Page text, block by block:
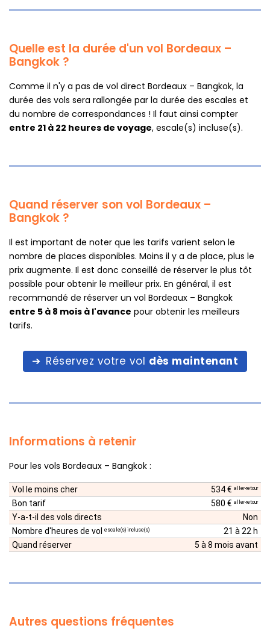
Quelle est la durée d'un vol Bordeaux –
Bangkok ?
Comme il n'y a pas de vol direct Bordeaux – Bangkok, la
durée des vols sera rallongée par la durée des escales et
du nombre de correspondances ! Il faut ainsi compter
entre 21 à 22 heures de voyage, escale(s) incluse(s).
Quand réserver son vol Bordeaux –
Bangkok ?
Il est important de noter que les tarifs varient selon le
nombre de places disponibles. Moins il y a de place, plus le
prix augmente. Il est donc conseillé de réserver le plus tôt
possible pour obtenir le meilleur prix. En général, il est
recommandé de réserver un vol Bordeaux – Bangkok
entre 5 à 8 mois à l'avance pour obtenir les meilleurs
tarifs.
Réservez votre vol dès maintenant
Informations à retenir
Pour les vols Bordeaux – Bangkok :
Vol le moins cher 534 € aller-retour
Bon tarif 580 € aller-retour
Y-a-t-il des vols directs
Non
Nombre d'heures de vol
escale(s) incluse(s)
21 à 22 h
Quand réserver
5 à 8 mois avant
Autres questions fréquentes